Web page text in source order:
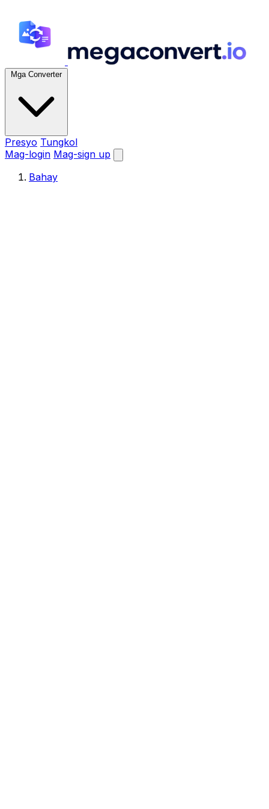
Mga Converter
Presyo Tungkol
Mag-login Mag-sign up
Bahay